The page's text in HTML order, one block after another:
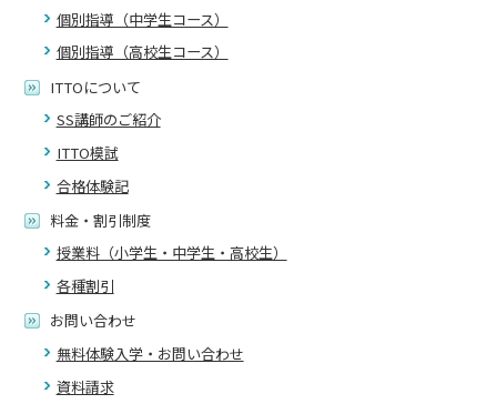
個別指導（中学生コース）
個別指導（高校生コース）
ITTOについて
SS講師のご紹介
ITTO模試
合格体験記
料金・割引制度
授業料（小学生・中学生・高校生）
各種割引
お問い合わせ
無料体験入学・お問い合わせ
資料請求